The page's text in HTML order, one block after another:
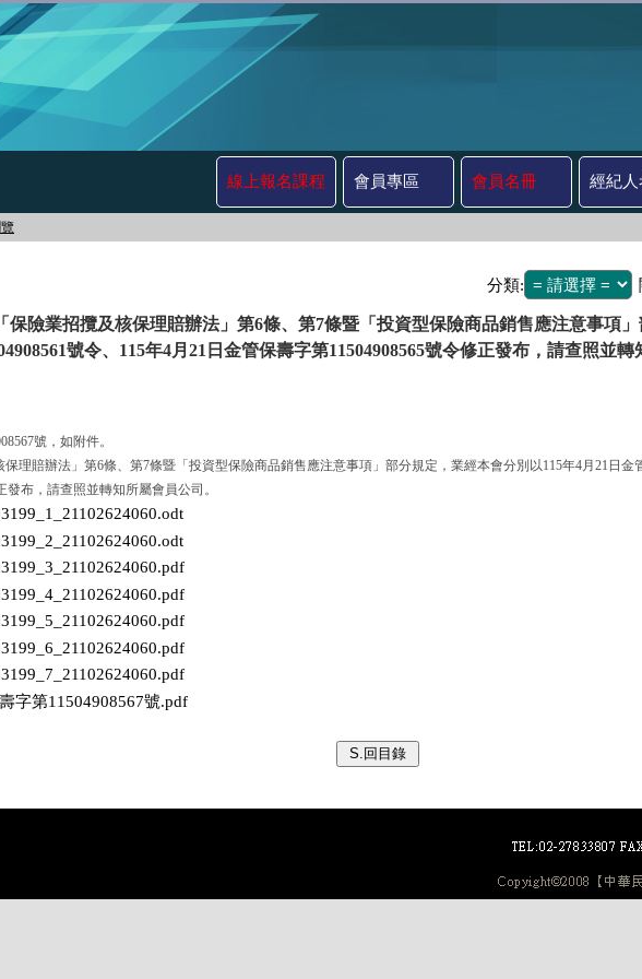
線上報名課程 會員專區 會員名冊 經紀人
分類:
險業招攬及核保理賠辦法」第6條、第7條暨「投資型保險商品銷售應注意事項
號令、115年4月21日金管保壽字第11504908565號令修正發布，請查照並轉
號，如附件。
保理賠辦法」第6條、第7條暨「投資型保險商品銷售應注意事項」部分規定，業經本會分別以115年4月21日金
發布，請查照並轉知所屬會員公司。
字第11504908567號.pdf